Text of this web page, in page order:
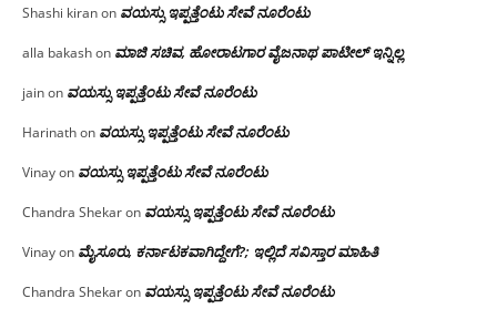
Shashi kiranon ವಯಸ್ಸು ಇಪ್ಪತ್ತೆಂಟು ಸೇವೆ ನೂರೆಂಟು
alla bakashon ಮಾಜಿ ಸಚಿವ, ಹೋರಾಟಗಾರ ವೈಜನಾಥ ಪಾಟೀಲ್ ಇನ್ನಿಲ್ಲ
jainon ವಯಸ್ಸು ಇಪ್ಪತ್ತೆಂಟು ಸೇವೆ ನೂರೆಂಟು
Harinathon ವಯಸ್ಸು ಇಪ್ಪತ್ತೆಂಟು ಸೇವೆ ನೂರೆಂಟು
Vinayon ವಯಸ್ಸು ಇಪ್ಪತ್ತೆಂಟು ಸೇವೆ ನೂರೆಂಟು
Chandra Shekaron ವಯಸ್ಸು ಇಪ್ಪತ್ತೆಂಟು ಸೇವೆ ನೂರೆಂಟು
Vinayon ಮೈಸೂರು, ಕರ್ನಾಟಕವಾಗಿದ್ದೇಗೆ?; ಇಲ್ಲಿದೆ ಸವಿಸ್ತಾರ ಮಾಹಿತಿ
Chandra Shekaron ವಯಸ್ಸು ಇಪ್ಪತ್ತೆಂಟು ಸೇವೆ ನೂರೆಂಟು